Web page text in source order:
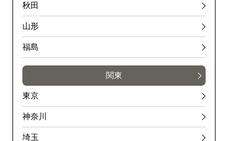
秋田
山形
福島
関東
東京
神奈川
埼玉